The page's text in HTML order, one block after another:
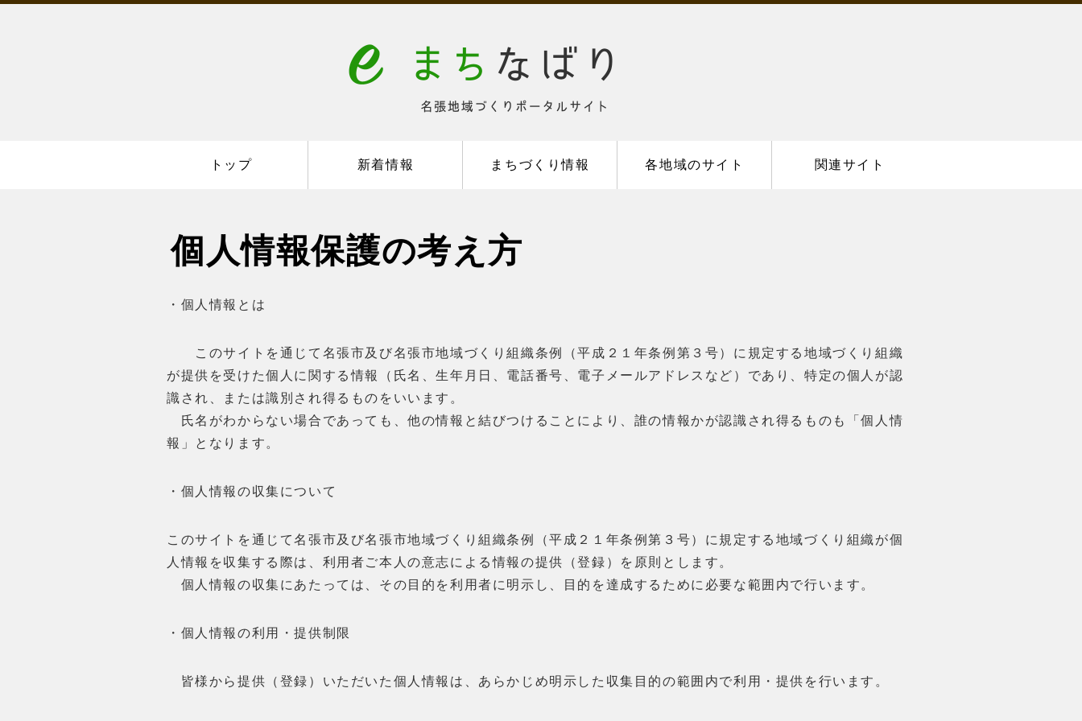
トップ 新着情報 まちづくり情報 各地域のサイト 関連サイト
個人情報保護の考え方
・個人情報とは
このサイトを通じて名張市及び名張市地域づくり組織条例（平成２１年条例第３号）に規定する地域づくり組織
が提供を受けた個人に関する情報（氏名、生年月日、電話番号、電子メールアドレスなど）であり、特定の個人が認
識され、または識別され得るものをいいます。
氏名がわからない場合であっても、他の情報と結びつけることにより、誰の情報かが認識され得るものも「個人情
報」となります。
・個人情報の収集について
このサイトを通じて名張市及び名張市地域づくり組織条例（平成２１年条例第３号）に規定する地域づくり組織が個
人情報を収集する際は、利用者ご本人の意志による情報の提供（登録）を原則とします。
個人情報の収集にあたっては、その目的を利用者に明示し、目的を達成するために必要な範囲内で行います。
・個人情報の利用・提供制限
皆様から提供（登録）いただいた個人情報は、あらかじめ明示した収集目的の範囲内で利用・提供を行います。